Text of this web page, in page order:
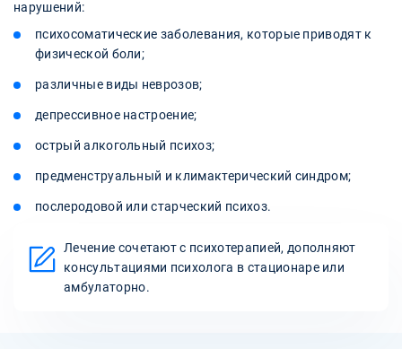
нарушений:
психосоматические заболевания, которые приводят к
физической боли;
различные виды неврозов;
депрессивное настроение;
острый алкогольный психоз;
предменструальный и климактерический синдром;
послеродовой или старческий психоз.
Лечение сочетают с психотерапией, дополняют
консультациями психолога в стационаре или
амбулаторно.